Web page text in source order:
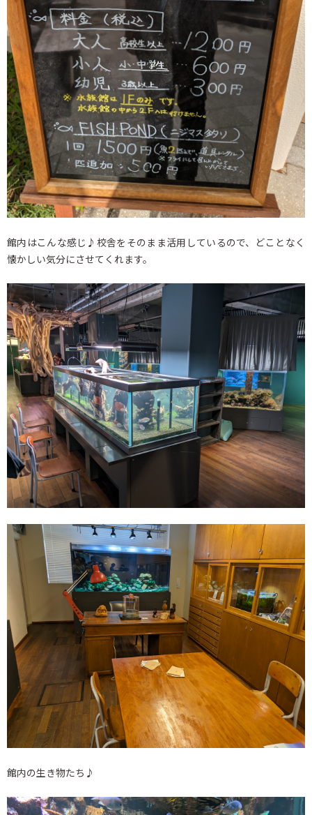
館内はこんな感じ♪校舎をそのまま活用しているので、どことなく
懐かしい気分にさせてくれます。
館内の生き物たち♪